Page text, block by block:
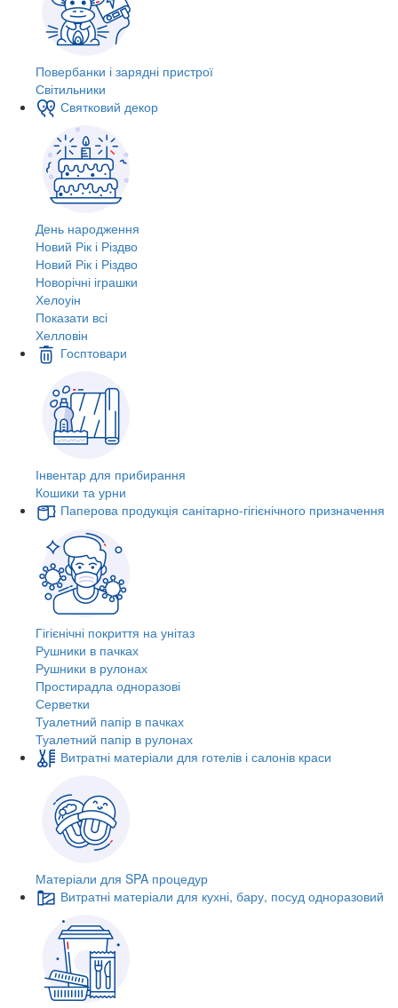
Повербанки і зарядні пристрої
Світильники
Святковий декор
День народження
Новий Рік і Різдво
Новий Рік і Різдво
Новорічні іграшки
Хелоуін
Показати всі
Хелловін
Госптовари
Інвентар для прибирання
Кошики та урни
Паперова продукція санітарно-гігієнічного призначення
Гігієнічні покриття на унітаз
Рушники в пачках
Рушники в рулонах
Простирадла одноразові
Серветки
Туалетний папір в пачках
Туалетний папір в рулонах
Витратні матеріали для готелів і салонів краси
Матеріали для SPA процедур
Витратні матеріали для кухні, бару, посуд одноразовий